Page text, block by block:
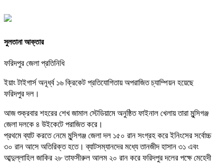
সুলতানা আক্তার
ফরিদপুর জেলা প্রতিনিধি
ইয়াং টাইগার্স অনূর্ধ্ব ১৬ ক্রিকেট প্রতিযোগিতায় অপরাজিত চ্যাম্পিয়ন হয়েছে
ফরিদপুর দল।
আজ শুক্রবার শহরের শেখ জামাল স্টেডিয়ামে অনুষ্ঠিত ফাইনাল খেলায় তারা মুন্সিগঞ্জ
জেলা দলকে ৪ উইকেটে পরাজিত করে।
প্রথমে ব্যাট করতে নেমে মুন্সিগঞ্জ জেলা দল ১৫০ রান সংগ্রহ করে‌ ইনিংসের সর্বোচ্চ
৩০ রান আসে অতিরিক্ত হতে। ব্যাটসম্যানদের মধ্যে তানজীদ হাসান ৩১ এবং
আব্দুল্লাহিল জাকির ২৮ তাফসীরুল আলম ২০ রান করে ফরিদপুর দলের পক্ষে মেহেদী